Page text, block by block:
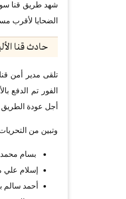
الضحايا لأقرب
حادث قنا
تلقى مدير أمن
الفور تم الدفع
أجل عودة الطريق
وتبين من
بسام محمد
إسلام علي
أحمد سالم بحر 22